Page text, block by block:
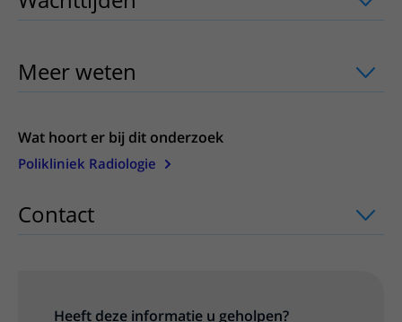
Meer weten uitklapper, klik om te
Wat hoort er bij dit onderzoek
Polikliniek Radiologie
Contact uitklapper, klik om te openen
Heeft deze informatie u geholpen?